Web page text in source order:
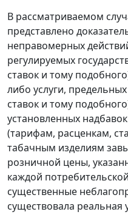
В рассматриваемом
представлено
неправомерных
регулируемых
ставок и тому
либо услуги,
ставок и тому
установленных
(тарифам, расценкам,
табачным изделиям
розничной цены,
каждой
существенные
существовала реальная